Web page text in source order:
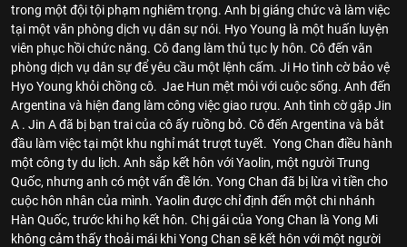
trong một đội tội phạm nghiêm trọng. Anh bị giáng chức và làm việc
tại một văn phòng dịch vụ dân sự nói. Hyo Young là một huấn luyện
viên phục hồi chức năng. Cô đang làm thủ tục ly hôn. Cô đến văn
phòng dịch vụ dân sự để yêu cầu một lệnh cấm. Ji Ho tình cờ bảo vệ
Hyo Young khỏi chồng cô. Jae Hun mệt mỏi với cuộc sống. Anh đến
Argentina và hiện đang làm công việc giao rượu. Anh tình cờ gặp Jin
A . Jin A đã bị bạn trai của cô ấy ruồng bỏ. Cô đến Argentina và bắt
đầu làm việc tại một khu nghỉ mát trượt tuyết. Yong Chan điều hành
một công ty du lịch. Anh sắp kết hôn với Yaolin, một người Trung
Quốc, nhưng anh có một vấn đề lớn. Yong Chan đã bị lừa vì tiền cho
cuộc hôn nhân của mình. Yaolin được chỉ định đến một chi nhánh
Hàn Quốc, trước khi họ kết hôn. Chị gái của Yong Chan là Yong Mi
không cảm thấy thoải mái khi Yong Chan sẽ kết hôn với một người